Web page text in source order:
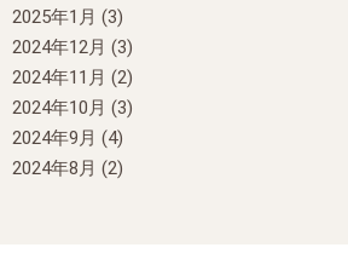
2025年1月 (3)
2024年12月 (3)
2024年11月 (2)
2024年10月 (3)
2024年9月 (4)
2024年8月 (2)